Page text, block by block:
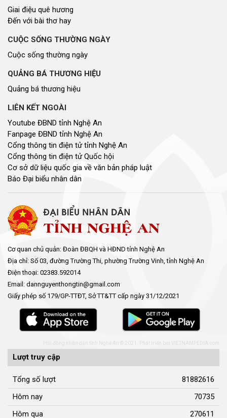
Giai điệu quê hương
Đến với bài thơ hay
CUỘC SỐNG THƯỜNG NGÀY
Cuộc sống thường ngày
QUẢNG BÁ THƯƠNG HIỆU
Quảng bá thương hiệu
LIÊN KẾT NGOÀI
Youtube ĐBND tỉnh Nghệ An
Fanpage ĐBND tỉnh Nghệ An
Cổng thông tin điện tử tỉnh Nghệ An
Cổng thông tin điện tử Quốc hội
Cơ sở dữ liệu quốc gia về văn bản pháp luật
Báo Đại biểu nhân dân
Cơ quan chủ quản: Đoàn ĐBQH và HĐND tỉnh Nghệ An
Địa chỉ: Số 03, đường Trường Thi, phường Trường Vinh, tỉnh Nghệ An
Điện thoại: 02383.592014
Email: dannguyenthongtin@gmail.com
Giấy phép số 179/GP-TTĐT, Sở TT&TT cấp ngày 31/12/2021
Hội đồng nhân dân tỉnh Nghệ An © 2021. Phát triển bởi
Lượt truy cập
Tổng số lượt
81882616
Hôm nay
70735
Hôm qua
270611